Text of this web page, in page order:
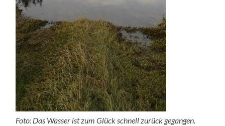
Foto: Das Wasser ist zum Glück schnell zurück gegangen.